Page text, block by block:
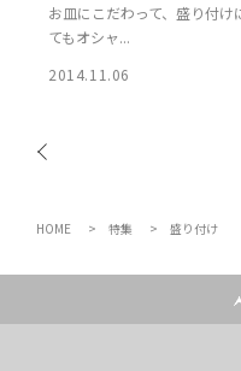
お皿にこだわって、盛り付
てもオシャ...
2014.11.06
HOME 特集 盛り付け